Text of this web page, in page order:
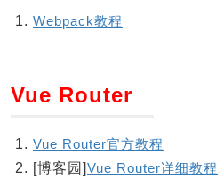
Webpack教程
Vue Router
Vue Router官方教程
[博客园]Vue Router详细教程